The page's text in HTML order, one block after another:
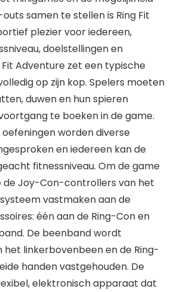
samen te stellen is Ring Fit
plezier voor iedereen,
doelstellingen en
Fit Adventure zet een typische
op zijn kop. Spelers moeten
duwen en hun spieren
te boeken in de game.
oefeningen worden diverse
en iedereen kan de
fitnessniveau. Om de game
de Joy-Con-controllers van het
vastmaken aan de
één aan de Ring-Con en
De beenband wordt
linkerbovenbeen en de Ring-
handen vastgehouden. De
elektronisch apparaat dat